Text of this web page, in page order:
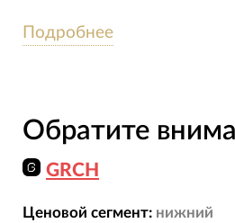
быстро и про результат!
Наши услуги и цены:
Подробнее
Обратите
GRCH
Ценовой сегмент: нижний